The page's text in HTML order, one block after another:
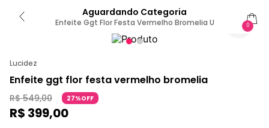
Aguardando Categoria
Enfeite Ggt Flor Festa Vermelho Bromelia U 0
Lucidez
Enfeite ggt flor festa vermelho bromelia
R$ 549,00 27%OFF
R$ 399,00